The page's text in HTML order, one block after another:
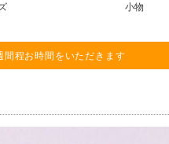
小物
程お時間をいただきます